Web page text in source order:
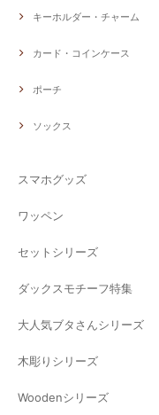
キーホルダー・チャーム
カード・コインケース
ポーチ
ソックス
スマホグッズ
ワッペン
セットシリーズ
ダックスモチーフ特集
大人気ブタさんシリーズ
木彫りシリーズ
Woodenシリーズ